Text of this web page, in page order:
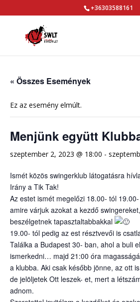
+36303588161
« Összes Események
Ez az esemény elmúlt.
Menjünk együtt
szeptember 2, 2023 @ 18:00 -
Ismét közös swingerklub látogatásra
Irány a Tik Tak!
Az estet ismét megelőzi 18.00- tól
amire várjuk azokat a kezdő
beszélgetnek tapasztaltabbakkal
19.00- tól pedig az est résztvevői is
Találka a Budapest 30- ban, ahol a buli
ismerkedni… majd 21:00 óra
a klubba. Aki csak később jönne, az ott
de jelöljetek Ott leszek- et, mert a
adnom.